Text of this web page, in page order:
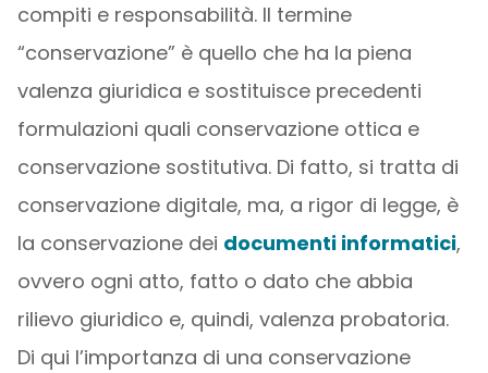
compiti e responsabilità. Il termine
“conservazione” è quello che ha la piena
valenza giuridica e sostituisce precedenti
formulazioni quali conservazione ottica e
conservazione sostitutiva. Di fatto, si tratta di
conservazione digitale, ma, a rigor di legge, è
la conservazione dei documenti informatici,
ovvero ogni atto, fatto o dato che abbia
rilievo giuridico e, quindi, valenza probatoria.
Di qui l’importanza di una conservazione